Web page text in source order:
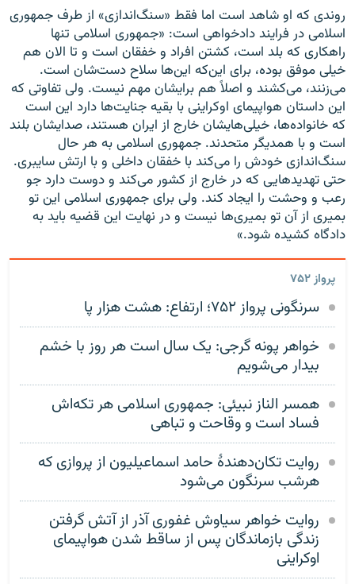
روندی که او شاهد است اما فقط «سنگ‌اندازی» از طرف جمهوری
اسلامی در فرایند دادخواهی است: «جمهوری اسلامی تنها
راهکاری که بلد است، کشتن افراد و خفقان است و تا الان هم
خیلی موفق بوده، برای اینکه اینها سلاح دست‌شان است.
می‌زنند، می‌کشند و اصلاً هم برایشان مهم نیست. ولی تفاوتی که
این داستان هواپیمای اوکراینی با بقیه جنایت‌ها دارد این است
که خانواده‌ها، خیلی‌هایشان خارج از ایران هستند، صدایشان بلند
است و با همدیگر متحدند. جمهوری اسلامی به هر حال
سنگ‌اندازی خودش را می‌کند با خفقان داخلی و با ارتش سایبری.
حتی تهدیدهایی که در خارج از کشور می‌کند و دوست دارد جو
رعب و وحشت را ایجاد کند. ولی برای جمهوری اسلامی این تو
بمیری از آن تو بمیری‌ها نیست و در نهایت این قضیه باید به
دادگاه کشیده شود.»
پرواز ۷۵۲
سرنگونی پرواز ۷۵۲؛ ارتفاع: هشت هزار پا
خواهر پونه گرجی: یک سال است هر روز با خشم
بیدار می‌شویم
همسر الناز نبیئی: جمهوری اسلامی هر تکه‌‌اش
فساد است و وقاحت و تباهی
روایت تکان‌دهندهٔ حامد اسماعیلیون از پروازی که
هرشب سرنگون می‌شود
روایت خواهر سیاوش غفوری آذر از آتش گرفتن
زندگی بازماندگان پس از ساقط شدن هواپیمای
اوکراینی